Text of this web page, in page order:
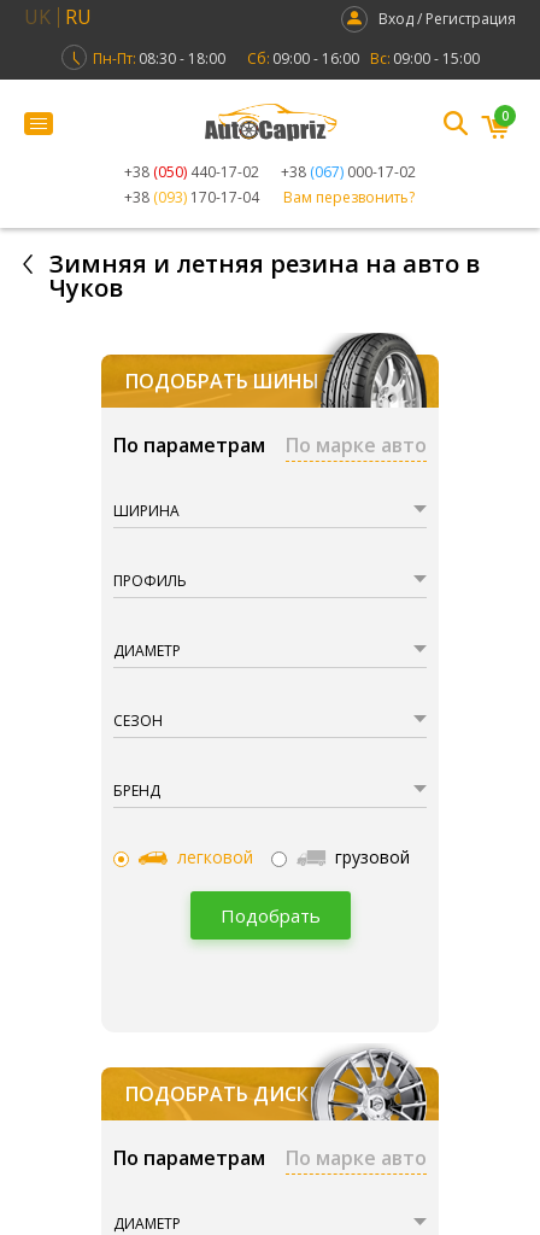
UK RU
Вход / Регистрация
Пн-Пт: 08:30 - 18:00 Сб: 09:00 - 16:00 Вс: 09:00 - 15:00
+38 (050) 440-17-02 +38 (067) 000-17-02
+38 (093) 170-17-04 Вам перезвонить?
0
Зимняя и летняя резина на авто в
Чуков
ПОДОБРАТЬ ШИНЫ
По параметрам По марке авто
ШИРИНА
ПРОФИЛЬ
ДИАМЕТР
СЕЗОН
БРЕНД
легковой грузовой
Подобрать
ПОДОБРАТЬ ДИСКИ
По параметрам По марке авто
ДИАМЕТР